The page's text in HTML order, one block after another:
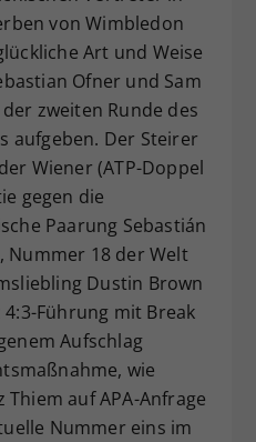
von Wimbledon
Art und Weise
Ofner und Sam
zweiten Runde des
aufgeben. Der Steirer
Wiener (ATP-Doppel
gegen die
Paarung Sebastián
Nummer 18 der Welt
Dustin Brown
Führung mit Break
Aufschlag
wie
auf APA-Anfrage
Nummer eins im
speichert Ihre Consent-
Unter anderem eine
ID, für die
Ihrer
dies eingestellt